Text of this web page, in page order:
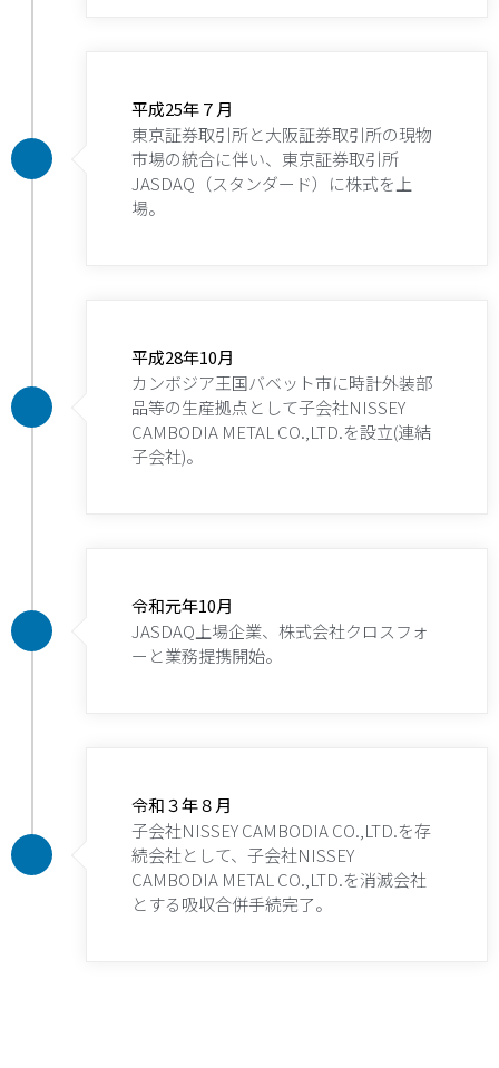
平成25年７月
東京証券取引所と大阪証券取引所の現物
市場の統合に伴い、東京証券取引所
JASDAQ（スタンダード）に株式を上
場。
平成28年10月
カンボジア王国バベット市に時計外装部
品等の生産拠点として子会社NISSEY
CAMBODIA METAL CO.,LTD.を設立(連結
子会社)。
令和元年10月
JASDAQ上場企業、株式会社クロスフォ
ーと業務提携開始。
令和３年８月
子会社NISSEY CAMBODIA CO.,LTD.を存
続会社として、子会社NISSEY
CAMBODIA METAL CO.,LTD.を消滅会社
とする吸収合併手続完了。